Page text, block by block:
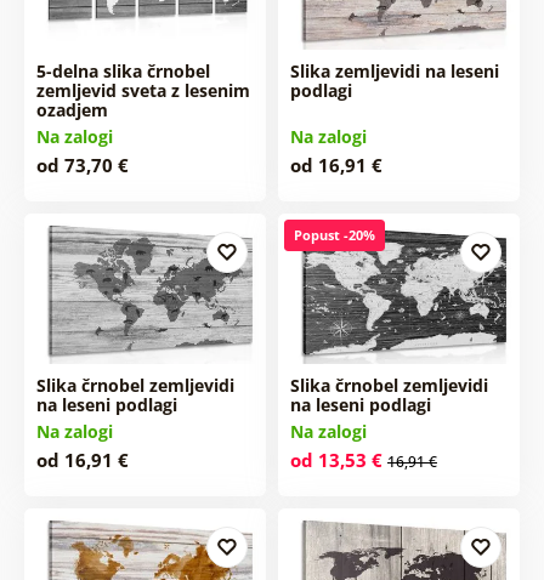
5-delna slika črnobel
zemljevid sveta z lesenim
ozadjem
Na zalogi
od 73,70 €
Slika zemljevidi na leseni
podlagi
Na zalogi
od 16,91 €
Slika črnobel zemljevidi
na leseni podlagi
Na zalogi
od 16,91 €
Popust -20%
Slika črnobel zemljevidi
na leseni podlagi
Na zalogi
od 13,53 € 16,91 €